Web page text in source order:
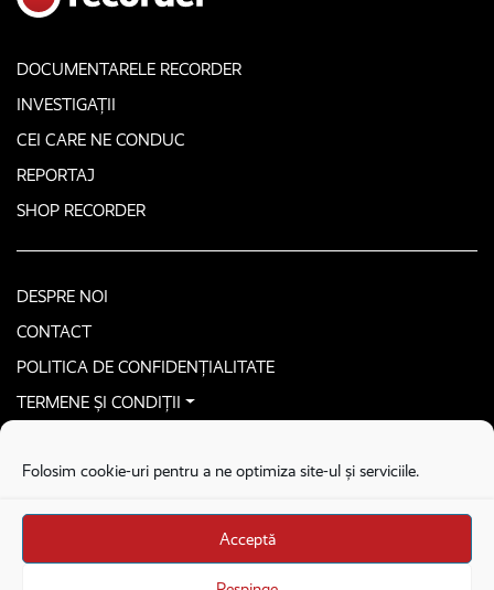
Folosim cookie-uri pentru a ne optimiza site-ul și serviciile.
Acceptă
DOCUMENTARELE RECORDER
INVESTIGAȚII
CEI CARE NE CONDUC
REPORTAJ
SHOP RECORDER
DESPRE NOI
CONTACT
POLITICA DE CONFIDENȚIALITATE
TERMENE ȘI CONDIȚII
Stega creative
Brandul Recorder e operat de Asociația Recorder Community, sub licența SC